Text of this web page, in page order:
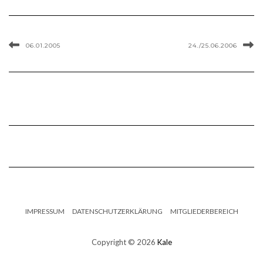
06.01.2005 24./25.06.2006
IMPRESSUM DATENSCHUTZERKLÄRUNG MITGLIEDERBEREICH
Copyright © 2026 Kale